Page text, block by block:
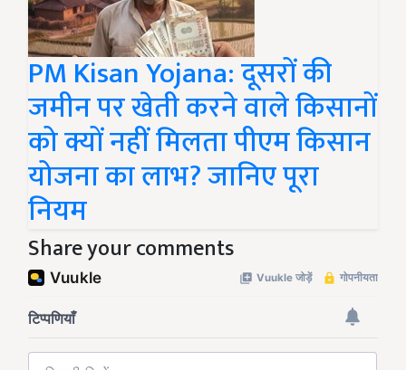
PM Kisan Yojana: दूसरों की
जमीन पर खेती करने वाले किसानों
को क्यों नहीं मिलता पीएम किसान
योजना का लाभ? जानिए पूरा
नियम
Share your comments